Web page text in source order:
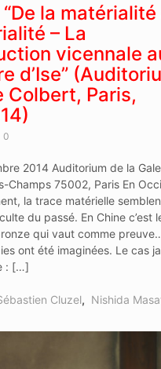
la matérialité
– La
vicennale
d’Ise”
Colbert, Paris,
0
2014 Auditorium de la
Champs 75002, Paris En
la trace matérielle
du passé. En Chine c’est
qui vaut comme
ont été imaginées. Le cas
: […]
Cluzel, Nishida